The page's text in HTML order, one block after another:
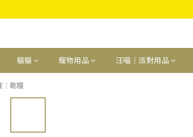
貓貓 寵物用品 汪喵｜派對用品
｜乾糧